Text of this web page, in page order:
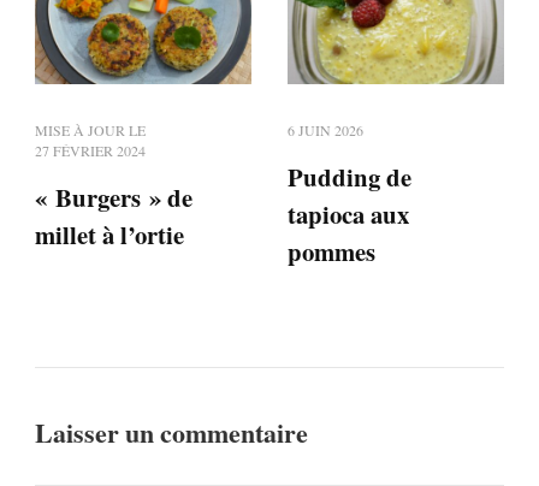
MISE À JOUR LE
27 FÉVRIER 2024
« Burgers » de
millet à l’ortie
6 JUIN 2026
Pudding de
tapioca aux
pommes
Laisser un commentaire